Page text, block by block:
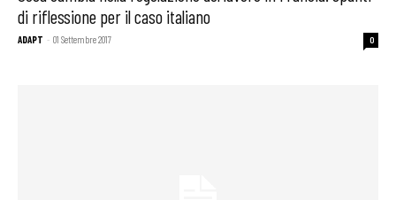
di riflessione per il caso italiano
ADAPT - 01 Settembre 2017 0